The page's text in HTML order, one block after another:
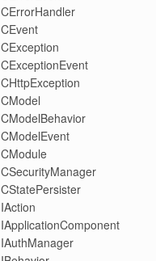
CErrorHandler
CEvent
CException
CExceptionEvent
CHttpException
CModel
CModelBehavior
CModelEvent
CModule
CSecurityManager
CStatePersister
IAction
IApplicationComponent
IAuthManager